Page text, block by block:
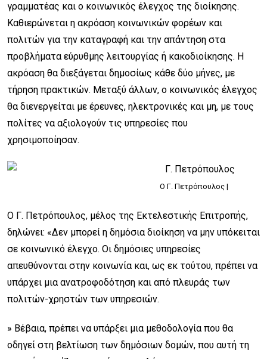
γραμματέας και ο κοινωνικός έλεγχος της διοίκησης.
Καθιερώνεται η ακρόαση κοινωνικών φορέων και
πολιτών για την καταγραφή και την απάντηση στα
προβλήματα εύρυθμης λειτουργίας ή κακοδιοίκησης. Η
ακρόαση θα διεξάγεται δημοσίως κάθε δύο μήνες, με
τήρηση πρακτικών. Μεταξύ άλλων, ο κοινωνικός έλεγχος
θα διενεργείται με έρευνες, ηλεκτρονικές και μη, με τους
πολίτες να αξιολογούν τις υπηρεσίες που
χρησιμοποίησαν.
O Γ. Πετρόπουλος |
Ο Γ. Πετρόπουλος, μέλος της Εκτελεστικής Επιτροπής,
δηλώνει: «Δεν μπορεί η δημόσια διοίκηση να μην υπόκειται
σε κοινωνικό έλεγχο. Οι δημόσιες υπηρεσίες
απευθύνονται στην κοινωνία και, ως εκ τούτου, πρέπει να
υπάρχει μια ανατροφοδότηση και από πλευράς των
πολιτών-χρηστών των υπηρεσιών.
» Βέβαια, πρέπει να υπάρξει μια μεθοδολογία που θα
οδηγεί στη βελτίωση των δημόσιων δομών, που αυτή τη